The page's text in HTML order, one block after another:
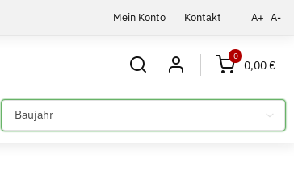
Mein Konto Kontakt A+ A-
0
0,00 €
Bitte auswählen